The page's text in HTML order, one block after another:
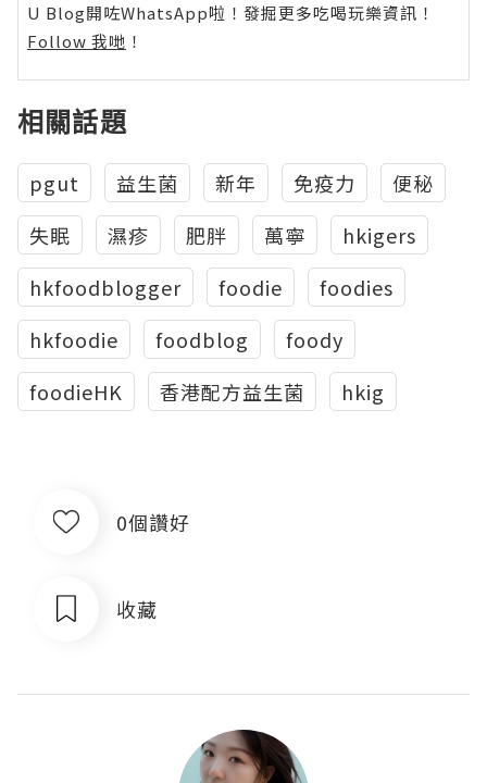
U Blog開咗WhatsApp啦！發掘更多吃喝玩樂資訊！
Follow 我哋 ！
相關話題
pgut 益生菌 新年 免疫力
便秘
失眠
濕疹 肥胖 萬寧
hkigers
hkfoodblogger
foodie
foodies
hkfoodie
foodblog
foody
foodieHK
香港配方益生菌 hkig
0個讚好
收藏